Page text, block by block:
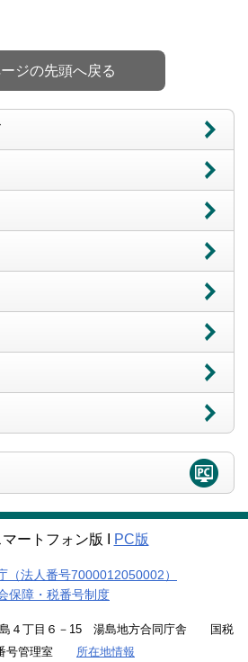
ジの先頭へ戻る
ートフォン版 Ι PC版
（法人番号7000012050002）
保障・税番号制度
島４丁目６－15 湯島地方合同庁舎 国税
号管理室 所在地情報